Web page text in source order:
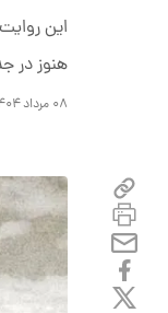
این
هنوز در
۰۸ مرداد ۱۴۰۴